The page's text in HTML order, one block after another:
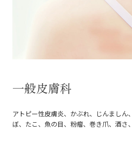
一般皮膚科
アトピー性皮膚炎、かぶれ、じんましん
ぼ、たこ、魚の目、粉瘤、巻き爪、酒さ